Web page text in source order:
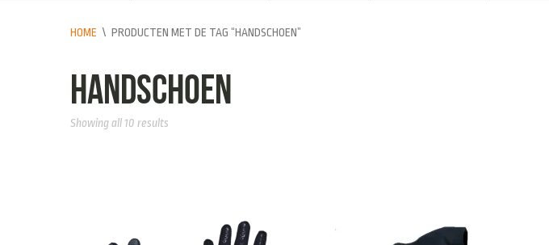
HOME \ PRODUCTEN MET DE TAG “HANDSCHOEN”
handschoen
Showing all 10 results